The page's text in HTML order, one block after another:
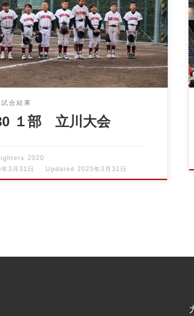
始まり、２戦目です。 チーム一丸と
に仲間を応援し […]
試合結果
１部 立川大会
2020
3月31日 Updated 2025年3月31日